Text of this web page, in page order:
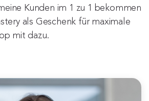
Kunden im 1 zu 1 bekommen
als Geschenk für maximale
mit dazu.